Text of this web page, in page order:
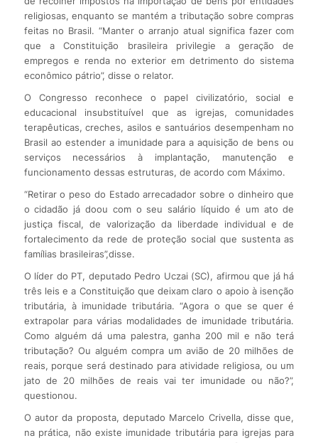
religiosas, enquanto se mantém a tributação sobre compras
feitas no Brasil. “Manter o arranjo atual significa fazer com
que a Constituição brasileira privilegie a geração de
empregos e renda no exterior em detrimento do sistema
econômico pátrio”, disse o relator.
O Congresso reconhece o papel civilizatório, social e
educacional insubstituível que as igrejas, comunidades
terapêuticas, creches, asilos e santuários desempenham no
Brasil ao estender a imunidade para a aquisição de bens ou
serviços necessários à implantação, manutenção e
funcionamento dessas estruturas, de acordo com Máximo.
“Retirar o peso do Estado arrecadador sobre o dinheiro que
o cidadão já doou com o seu salário líquido é um ato de
justiça fiscal, de valorização da liberdade individual e de
fortalecimento da rede de proteção social que sustenta as
famílias brasileiras”,disse.
O líder do PT, deputado Pedro Uczai (SC), afirmou que já há
três leis e a Constituição que deixam claro o apoio à isenção
tributária, à imunidade tributária. “Agora o que se quer é
extrapolar para várias modalidades de imunidade tributária.
Como alguém dá uma palestra, ganha 200 mil e não terá
tributação? Ou alguém compra um avião de 20 milhões de
reais, porque será destinado para atividade religiosa, ou um
jato de 20 milhões de reais vai ter imunidade ou não?”,
questionou.
O autor da proposta, deputado Marcelo Crivella, disse que,
na prática, não existe imunidade tributária para igrejas para